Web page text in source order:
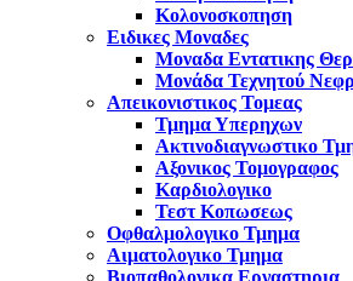
Κολονοσκοπηση
Ειδικες Μοναδες
Μοναδα Εντατικης
Μονάδα Τεχνητού
Απεικονιστικος Τομεας
Τμημα Υπερηχων
Ακτινοδιαγνωστικο
Αξονικος Τομογραφος
Καρδιολογικο
Τεστ Κοπωσεως
Οφθαλμολογικο Τμημα
Αιματολογικο Τμημα
Βιοπαθολογικα Εργαστηρια